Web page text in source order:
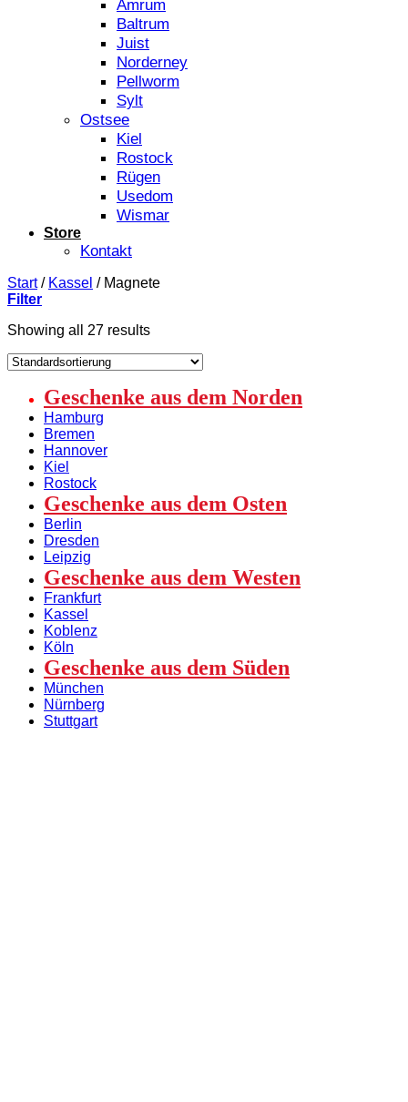
Amrum
Baltrum
Juist
Norderney
Pellworm
Sylt
Ostsee
Kiel
Rostock
Rügen
Usedom
Wismar
Store
Kontakt
Start / Kassel /Magnete
Filter
Showing all 27 results
Geschenke aus dem Norden
Hamburg
Bremen
Hannover
Kiel
Rostock
Geschenke aus dem Osten
Berlin
Dresden
Leipzig
Geschenke aus dem Westen
Frankfurt
Kassel
Koblenz
Köln
Geschenke aus dem Süden
München
Nürnberg
Stuttgart